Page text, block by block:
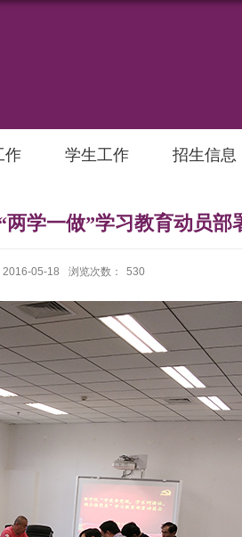
作 学生工作 招生信息
两学一做”学习教育动员部
2016-05-18 浏览次数： 530